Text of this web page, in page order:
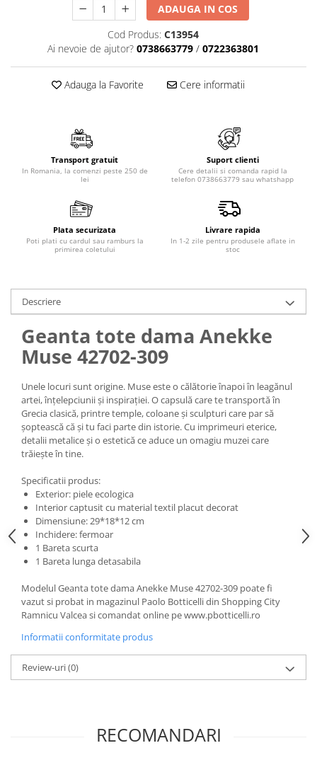
ADAUGA IN COS
Cod Produs: C13954
Ai nevoie de ajutor? 0738663779 / 0722363801
Adauga la Favorite Cere informatii
Transport gratuit
In Romania, la comenzi peste 250 de
lei
Suport clienti
Cere detalii si comanda rapid la
telefon 0738663779 sau whatshapp
Plata securizata
Poti plati cu cardul sau ramburs la
primirea coletului
Livrare rapida
In 1-2 zile pentru produsele aflate in
stoc
Descriere
Geanta tote dama Anekke
Muse 42702-309
Unele locuri sunt origine. Muse este o călătorie înapoi în leagănul
artei, înțelepciunii și inspirației. O capsulă care te transportă în
Grecia clasică, printre temple, coloane și sculpturi care par să
șoptească că și tu faci parte din istorie. Cu imprimeuri eterice,
detalii metalice și o estetică ce aduce un omagiu muzei care
trăiește în tine.
Specificatii produs:
Exterior: piele ecologica
Interior captusit cu material textil placut decorat
Dimensiune: 29*18*12 cm
Inchidere: fermoar
1 Bareta scurta
1 Bareta lunga detasabila
Modelul Geanta tote dama Anekke Muse 42702-309 poate fi
vazut si probat in magazinul Paolo Botticelli din Shopping City
Ramnicu Valcea si comandat online pe www.pbotticelli.ro
Informatii conformitate produs
Review-uri(0)
RECOMANDARI